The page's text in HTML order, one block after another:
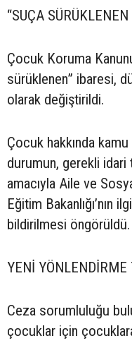
“SUÇA
Çocuk Koruma
sürüklenen” ibaresi,
olarak değiştirildi.
Çocuk hakkında kamu
durumun, gerekli
amacıyla Aile ve
Eğitim Bakanlığı’nın
bildirilmesi öngörüldü.
YENİ YÖNLENDİRME
Ceza sorumluluğu
çocuklar için